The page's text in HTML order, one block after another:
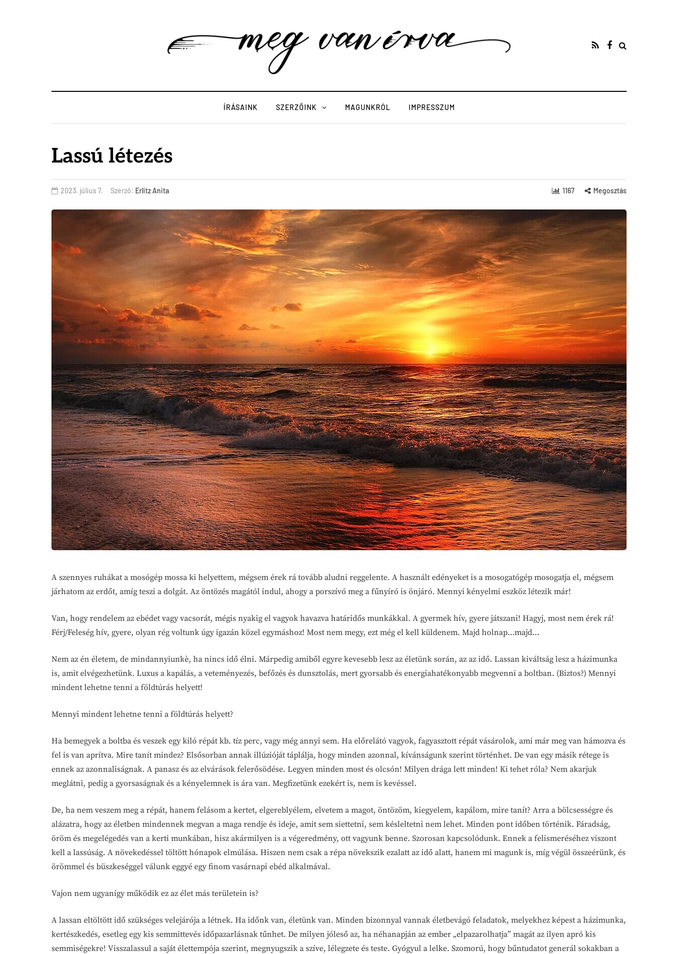
ÍRÁSAINK SZERZŐINK MAGUNKRÓL IMPRESSZUM
Lassú létezés
2023. július 7. Szerző: Erlitz Anita 1167 Megosztás
A szennyes ruhákat a mosógép mossa ki helyettem, mégsem érek rá tovább aludni reggelente. A használt edényeket is a mosogatógép mosogatja el, mégsem
járhatom az erdőt, amíg teszi a dolgát. Az öntözés magától indul, ahogy a porszívó meg a fűnyíró is önjáró. Mennyi kényelmi eszköz létezik már!
Van, hogy rendelem az ebédet vagy vacsorát, mégis nyakig el vagyok havazva határidős munkákkal. A gyermek hív, gyere játszani! Hagyj, most nem érek rá!
Férj/Feleség hív, gyere, olyan rég voltunk úgy igazán közel egymáshoz! Most nem megy, ezt még el kell küldenem. Majd holnap…majd…
Nem az én életem, de mindannyiunkè, ha nincs idő élni. Márpedig amiből egyre kevesebb lesz az életünk során, az az idő. Lassan kiváltság lesz a házimunka
is, amit elvégezhetünk. Luxus a kapálás, a veteményezés, befőzés és dunsztolás, mert gyorsabb és energiahatékonyabb megvenni a boltban. (Biztos?) Mennyi
mindent lehetne tenni a földtúrás helyett!
Mennyi mindent lehetne tenni a földtúrás helyett?
Ha bemegyek a boltba és veszek egy kiló répát kb. tíz perc, vagy még annyi sem. Ha előrelátó vagyok, fagyasztott répát vásárolok, ami már meg van hámozva és
fel is van aprítva. Mire tanít mindez? Elsősorban annak illúzióját táplálja, hogy minden azonnal, kívánságunk szerint történhet. De van egy másik rétege is
ennek az azonnaliságnak. A panasz és az elvárások felerősödése. Legyen minden most és olcsón! Milyen drága lett minden! Ki tehet róla? Nem akarjuk
meglátni, pedig a gyorsaságnak és a kényelemnek is ára van. Megfizetünk ezekért is, nem is kevéssel.
De, ha nem veszem meg a répát, hanem felásom a kertet, elgereblyélem, elvetem a magot, öntözöm, kiegyelem, kapálom, mire tanít? Arra a bölcsességre és
alázatra, hogy az életben mindennek megvan a maga rendje és ideje, amit sem siettetni, sem késleltetni nem lehet. Minden pont időben történik. Fáradság,
öröm és megelégedés van a kerti munkában, hisz akármilyen is a végeredmény, ott vagyunk benne. Szorosan kapcsolódunk. Ennek a felismeréséhez viszont
kell a lassúság. A növekedéssel töltött hónapok elmúlása. Hiszen nem csak a répa növekszik ezalatt az idő alatt, hanem mi magunk is, míg végül összeérünk, és
örömmel és büszkeséggel válunk eggyé egy finom vasárnapi ebéd alkalmával.
Vajon nem ugyanígy működik ez az élet más területein is?
A lassan eltöltött idő szükséges velejárója a létnek. Ha időnk van, életünk van. Minden bizonnyal vannak életbevágó feladatok, melyekhez képest a házimunka,
kertészkedés, esetleg egy kis semmittevés időpazarlásnak tűnhet. De milyen jóleső az, ha néhanapján az ember „elpazarolhatja” magát az ilyen apró kis
semmiségekre! Visszalassul a saját élettempója szerint, megnyugszik a szíve, lélegzete és teste. Gyógyul a lelke. Szomorú, hogy bűntudatot generál sokakban a